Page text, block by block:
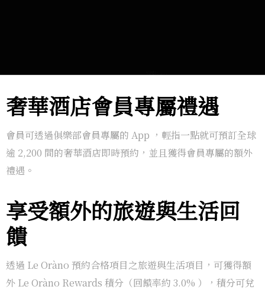
奢華酒店會員專屬禮遇
會員可透過俱樂部會員專屬的 App ，輕指一點就可預訂全球
逾 2,200 間的奢華酒店即時預約，並且獲得會員專屬的額外
禮遇。
享受額外的旅遊與生活回
饋
透過 Le Oràno 預約合格項目之旅遊與生活項目，可獲得額
外 Le Oràno Rewards 積分（回饋率約 3.0% ），積分可兌